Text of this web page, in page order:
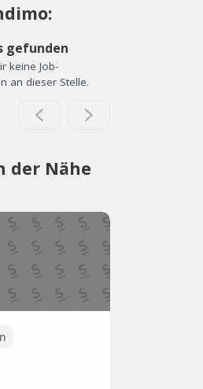
gefunden
keine Job-
an dieser Stelle.
der Nähe